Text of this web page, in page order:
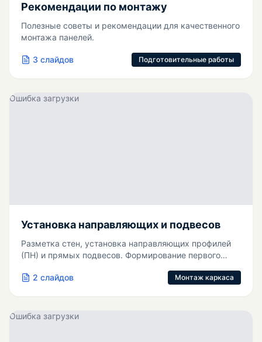
Рекомендации по монтажу
Полезные советы и рекомендации для качественного
монтажа панелей.
3 слайдов Подготовительные работы
Ошибка загрузки
Установка направляющих и подвесов
Разметка стен, установка направляющих профилей
(ПН) и прямых подвесов. Формирование первого
2 слайдов Монтаж каркаса
Ошибка загрузки